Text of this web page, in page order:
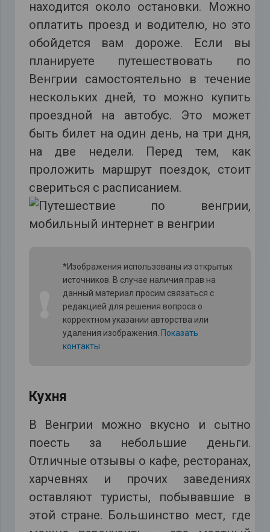
находится около остановки. Можно
оплатить проезд и водителю, но это
обойдется вам дороже. Если вы
планируете путешествовать по
Венгрии самостоятельно в течение
нескольких дней, то можно купить
проездной на автобус. Это может
быть билет на один день, на три дня,
на две недели. Перед тем, как
проложить маршрут поездок, стоит
свериться с расписанием.
*Изображения использованы из открытых
источников. В случае наличия прав на
данный материал просим связаться с
редакцией для решения вопроса о
корректном указании авторства или
удаления изображения. Показать
контакты
Кухня
В Венгрии можно вкусно и сытно
поесть за небольшие деньги.
Отличные отзывы о кафе, ресторанах,
харчевнях и прочих заведениях
оставляют туристы, побывавшие в
этой стране. Большинство мест, где